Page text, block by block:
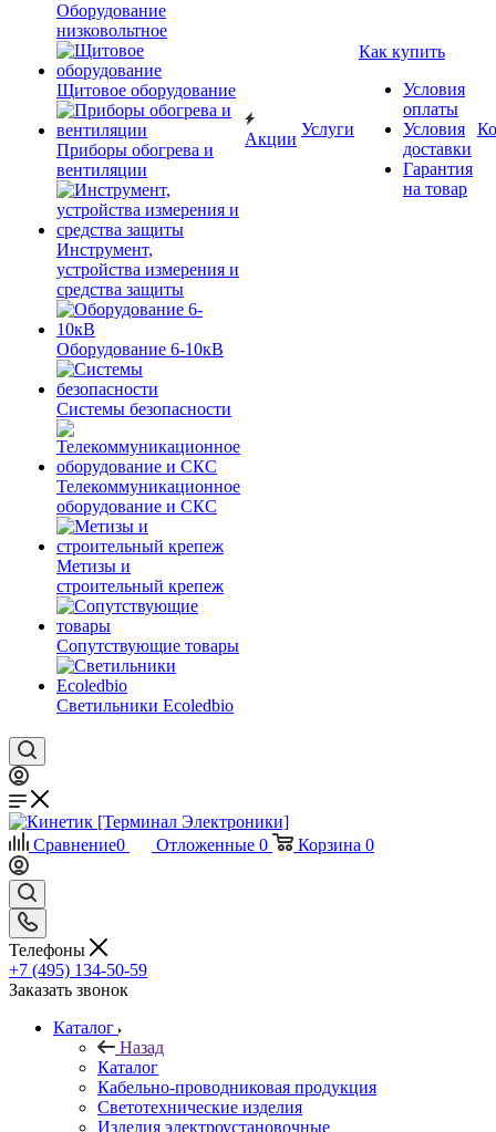
Оборудование
низковольтное
Щитовое оборудование
Приборы обогрева и
вентиляции
Инструмент,
устройства измерения и
средства защиты
Оборудование 6-10кВ
Системы безопасности
Телекоммуникационное
оборудование и СКС
Метизы и
строительный крепеж
Сопутствующие товары
Светильники Ecoledbio
Акции
Услуги
Как купить
Условия
оплаты
Условия
доставки
Гарантия
на товар
Сравнение0 Отложенные 0 Корзина 0
Телефоны
+7 (495) 134-50-59
Заказать звонок
Каталог
Назад
Каталог
Кабельно-проводниковая продукция
Светотехнические изделия
Изделия электроустановочные